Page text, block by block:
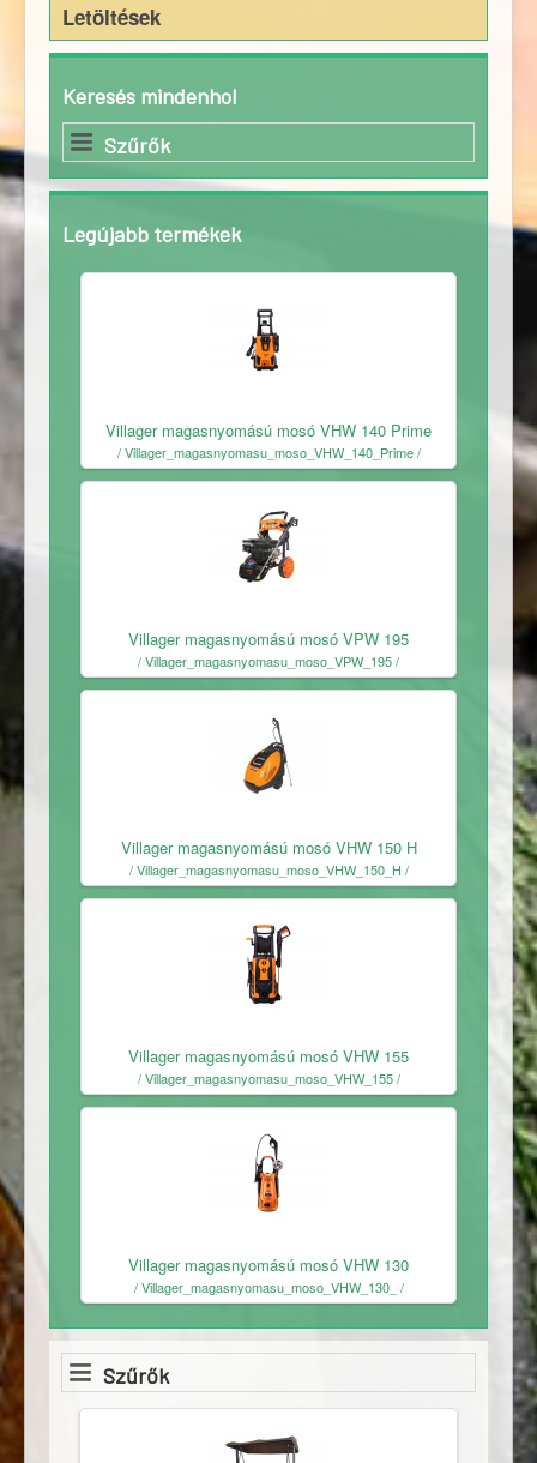
Letöltések
Keresés mindenhol
Szűrők
Legújabb termékek
Villager magasnyomású mosó VHW 140 Prime
/ Villager_magasnyomasu_moso_VHW_140_Prime /
Villager magasnyomású mosó VPW 195
/ Villager_magasnyomasu_moso_VPW_195 /
Villager magasnyomású mosó VHW 150 H
/ Villager_magasnyomasu_moso_VHW_150_H /
Villager magasnyomású mosó VHW 155
/ Villager_magasnyomasu_moso_VHW_155 /
Villager magasnyomású mosó VHW 130
/ Villager_magasnyomasu_moso_VHW_130_ /
Szűrők